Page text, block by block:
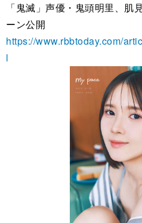
「鬼滅」声優・鬼頭明里、肌
ーン公開
https://www.rbbtoday.com/
l